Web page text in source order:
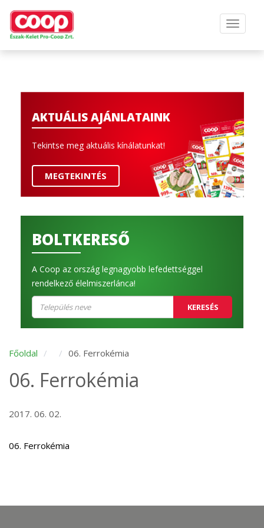
AKTUÁLIS AJÁNLATAINK
Tekintse meg aktuális kínálatunkat!
MEGTEKINTÉS
BOLTKERESŐ
A Coop az ország legnagyobb lefedettséggel
rendelkező élelmiszerlánca!
KERESÉS
Főoldal 06. Ferrokémia
06. Ferrokémia
2017. 06. 02.
06. Ferrokémia